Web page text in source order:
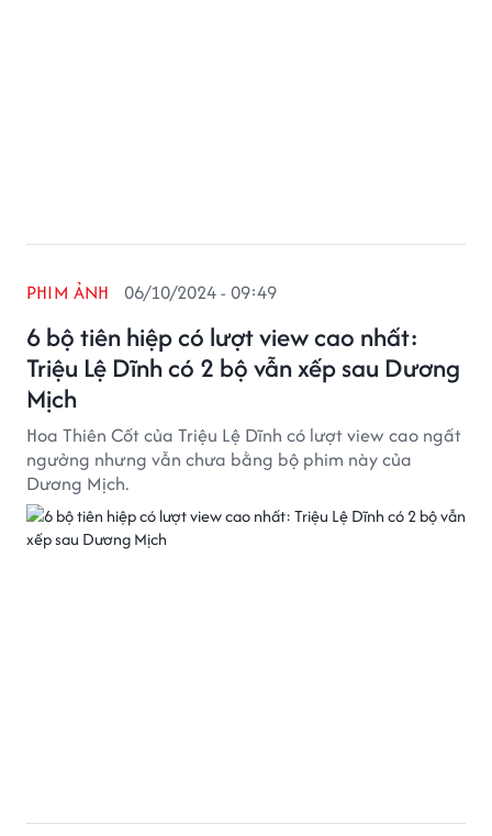
6 bộ tiên hiệp có lượt view cao nhất:
Triệu Lệ Dĩnh có 2 bộ vẫn xếp sau Dương
Mịch
PHIM ẢNH 06/10/2024 - 09:49
Hoa Thiên Cốt của Triệu Lệ Dĩnh có lượt view cao ngất
ngưởng nhưng vẫn chưa bằng bộ phim này của
Dương Mịch.